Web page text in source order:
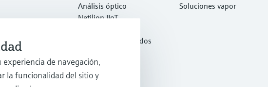
ctos de sistema
Análisis óptico
Netilion IIoT
Productos destacados
Servicios
es
Soluciones vapor
de navegación,
la funcionalidad del sitio y